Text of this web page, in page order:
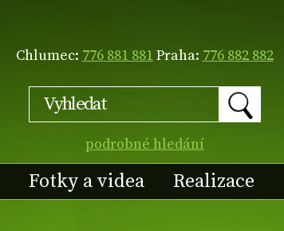
Chlumec: 776 881 881Praha: 776 882 882
podrobné hledání
Fotky a videa Realizace